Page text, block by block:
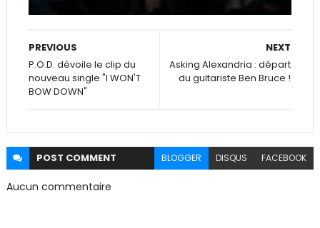
NEXT
Asking Alexandria : départ
du guitariste Ben Bruce !
PREVIOUS
P.O.D. dévoile le clip du
nouveau single "I WON'T
BOW DOWN"
POST COMMENT BLOGGER DISQUS FACEBOOK
Aucun commentaire